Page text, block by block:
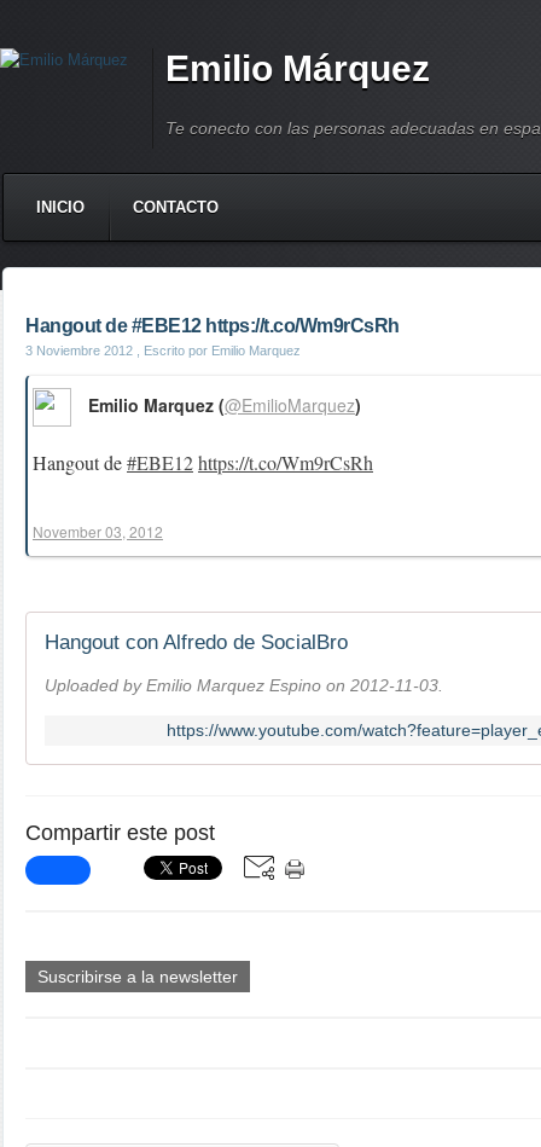
Emilio Márquez
Te conecto con las personas adecuadas en
INICIO CONTACTO
Hangout de #EBE12 https://t.co/Wm9rCsRh
3 Noviembre 2012 , Escrito por Emilio Marquez
Hangout de#EBE12https://t.co/Wm9rCsRh
Emilio Marquez (@EmilioMarquez)
November 03, 2012
Hangout con Alfredo de SocialBro
Uploaded by Emilio Marquez Espino on 2012-11-03.
https://www.youtube.com/
Compartir este post
Suscribirse a la newsletter